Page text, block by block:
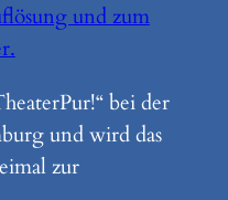
und zum
bei der
und wird das
zur